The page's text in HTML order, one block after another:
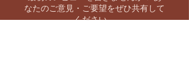
なたのご意見・ご要望をぜひ共有して
ください。